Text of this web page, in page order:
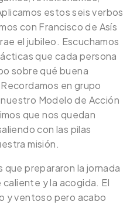
estos seis verbos
con Francisco de Asís
el jubileo. Escuchamos
que cada persona
sobre qué buena
en grupo
Modelo de Acción
que nos quedan
con las pilas
misión.
que prepararon la jornada
y la acogida. El
y ventoso pero acabo